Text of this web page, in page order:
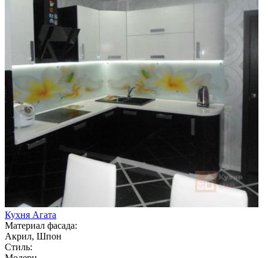
Кухня Агата
Материал фасада:
Акрил, Шпон
Стиль: